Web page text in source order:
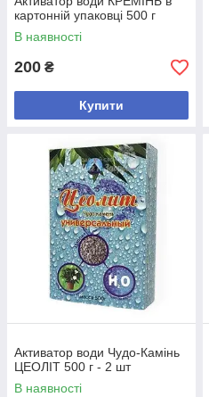
картонній упаковці 500 г
В наявності
200 ₴
Купити
Активатор води Чудо-Камінь
ЦЕОЛІТ 500 г - 2 шт
В наявності